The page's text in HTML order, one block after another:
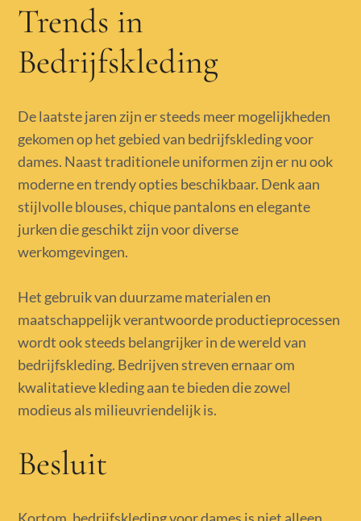
Trends in
Bedrijfskleding
De laatste jaren zijn er steeds meer mogelijkheden
gekomen op het gebied van bedrijfskleding voor
dames. Naast traditionele uniformen zijn er nu ook
moderne en trendy opties beschikbaar. Denk aan
stijlvolle blouses, chique pantalons en elegante
jurken die geschikt zijn voor diverse
werkomgevingen.
Het gebruik van duurzame materialen en
maatschappelijk verantwoorde productieprocessen
wordt ook steeds belangrijker in de wereld van
bedrijfskleding. Bedrijven streven ernaar om
kwalitatieve kleding aan te bieden die zowel
modieus als milieuvriendelijk is.
Besluit